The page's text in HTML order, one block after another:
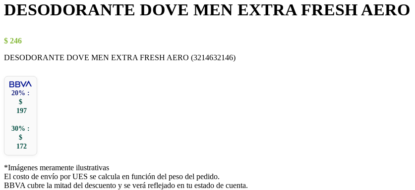
DESODORANTE DOVE MEN EXTRA FRESH AERO
$ 246
DESODORANTE DOVE MEN EXTRA FRESH AERO (3214632146)
20% :
$
197
30% :
$
172
*Imágenes meramente ilustrativas
El costo de envío por UES se calcula en función del peso del pedido.
BBVA cubre la mitad del descuento y se verá reflejado en tu estado de cuenta.